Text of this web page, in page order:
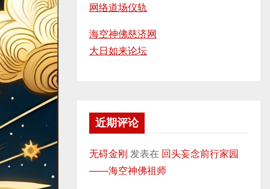
网络道场仪轨
海空神佛慈济网
大日如来论坛
近期评论
无碍金刚 发表在 回头妄念前行家园
——海空神佛祖师